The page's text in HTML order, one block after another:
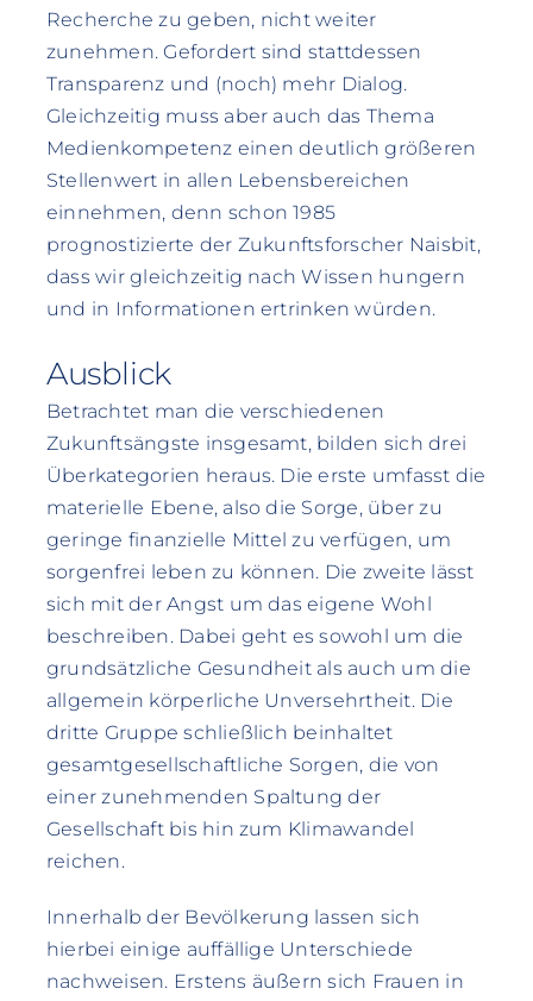
Recherche zu geben, nicht weiter
zunehmen. Gefordert sind stattdessen
Transparenz und (noch) mehr Dialog.
Gleichzeitig muss aber auch das Thema
Medienkompetenz einen deutlich größeren
Stellenwert in allen Lebensbereichen
einnehmen, denn schon 1985
prognostizierte der Zukunftsforscher Naisbit,
dass wir gleichzeitig nach Wissen hungern
und in Informationen ertrinken würden.
Ausblick
Betrachtet man die verschiedenen
Zukunftsängste insgesamt, bilden sich drei
Überkategorien heraus. Die erste umfasst die
materielle Ebene, also die Sorge, über zu
geringe finanzielle Mittel zu verfügen, um
sorgenfrei leben zu können. Die zweite lässt
sich mit der Angst um das eigene Wohl
beschreiben. Dabei geht es sowohl um die
grundsätzliche Gesundheit als auch um die
allgemein körperliche Unversehrtheit. Die
dritte Gruppe schließlich beinhaltet
gesamtgesellschaftliche Sorgen, die von
einer zunehmenden Spaltung der
Gesellschaft bis hin zum Klimawandel
reichen.
Innerhalb der Bevölkerung lassen sich
hierbei einige auffällige Unterschiede
nachweisen. Erstens äußern sich Frauen in